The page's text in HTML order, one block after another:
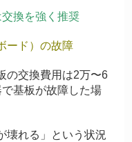
換を強く推奨
ード）の故障
の交換費用は2万〜6
基板が故障した場
壊れる」という状況